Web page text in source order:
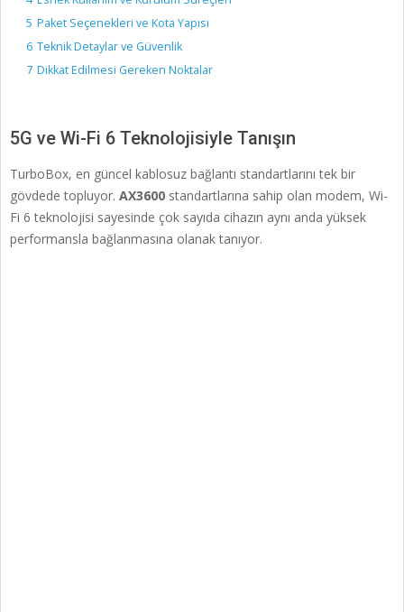
5 Paket Seçenekleri ve Kota Yapısı
6 Teknik Detaylar ve Güvenlik
7 Dikkat Edilmesi Gereken Noktalar
5G ve Wi-Fi 6 Teknolojisiyle Tanışın
TurboBox, en güncel kablosuz bağlantı standartlarını tek bir
gövdede topluyor. AX3600 standartlarına sahip olan modem, Wi-
Fi 6 teknolojisi sayesinde çok sayıda cihazın aynı anda yüksek
performansla bağlanmasına olanak tanıyor.